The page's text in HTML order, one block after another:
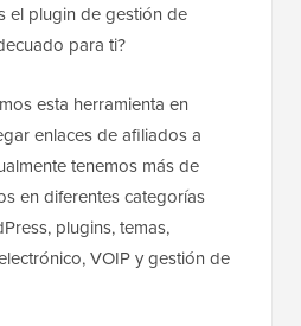
el plugin de gestión de
para ti?
esta herramienta en
enlaces de afiliados a
tenemos más de
en diferentes categorías
plugins, temas,
VOIP y gestión de